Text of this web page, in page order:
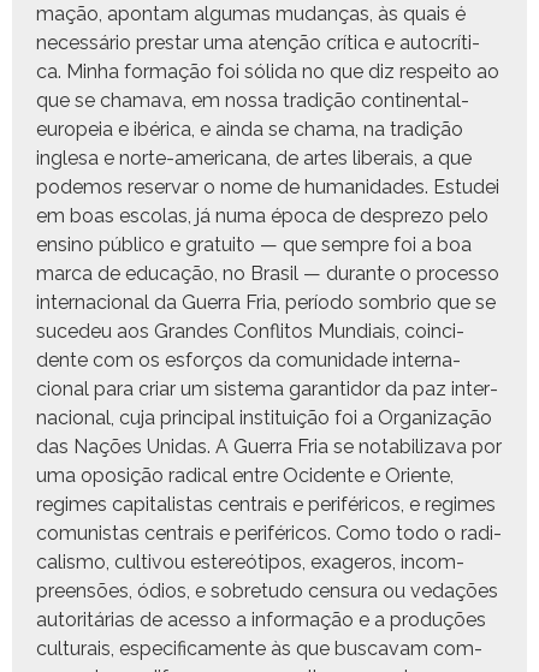
mação, apon­tam algu­mas mudanças, às quais é
necessário prestar uma atenção críti­ca e autocríti­
ca. Min­ha for­mação foi sól­i­da no que diz respeito ao
que se chama­va, em nos­sa tradição con­ti­nen­tal-
europeia e ibéri­ca, e ain­da se chama, na tradição
ingle­sa e norte-amer­i­cana, de artes lib­erais, a que
podemos reser­var o nome de humanidades. Estudei
em boas esco­las, já numa época de despre­zo pelo
ensi­no públi­co e gra­tu­ito — que sem­pre foi a boa
mar­ca de edu­cação, no Brasil — durante o proces­so
inter­na­cional da Guer­ra Fria, perío­do som­brio que se
sucedeu aos Grandes Con­fli­tos Mundi­ais, coin­ci­
dente com os esforços da comu­nidade inter­na­
cional para cri­ar um sis­tema garan­ti­dor da paz inter­
na­cional, cuja prin­ci­pal insti­tu­ição foi a Orga­ni­za­ção
das Nações Unidas. A Guer­ra Fria se nota­bi­liza­va por
uma oposição rad­i­cal entre Oci­dente e Ori­ente,
regimes cap­i­tal­is­tas cen­trais e per­iféri­cos, e regimes
comu­nistas cen­trais e per­iféri­cos. Como todo o rad­i­
cal­is­mo, cul­tivou estereóti­pos, exageros, incom­
preen­sões, ódios, e sobre­tu­do cen­sura ou vedações
autoritárias de aces­so a infor­mação e a pro­duções
cul­tur­ais, especi­fi­ca­mente às que bus­cav­am com­